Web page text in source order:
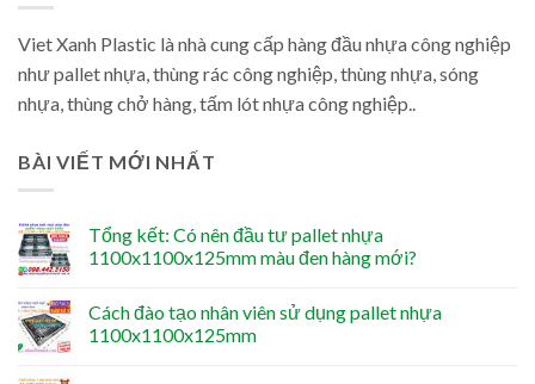
Viet Xanh Plastic là nhà cung cấp hàng đầu nhựa công nghiệp
như pallet nhựa, thùng rác công nghiệp, thùng nhựa, sóng
nhựa, thùng chở hàng, tấm lót nhựa công nghiệp..
BÀI VIẾT MỚI NHẤT
Tổng kết: Có nên đầu tư pallet nhựa
1100x1100x125mm màu đen hàng mới?
Cách đào tạo nhân viên sử dụng pallet nhựa
1100x1100x125mm